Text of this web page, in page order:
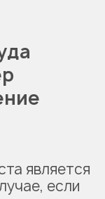
является
если